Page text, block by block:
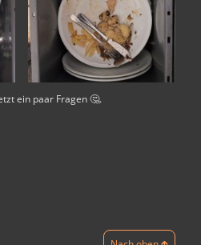
ein paar Fragen 🤔.